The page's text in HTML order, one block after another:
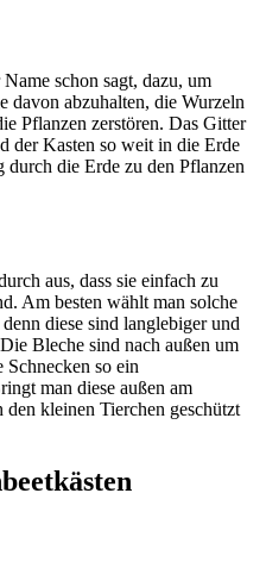
schon sagt, dazu, um
davon abzuhalten, die Wurzeln
Pflanzen zerstören. Das Gitter
der Kasten so weit in die Erde
durch die Erde zu den Pflanzen
aus, dass sie einfach zu
Am besten wählt man solche
diese sind langlebiger und
Bleche sind nach außen um
so ein
man diese außen am
kleinen Tierchen geschützt